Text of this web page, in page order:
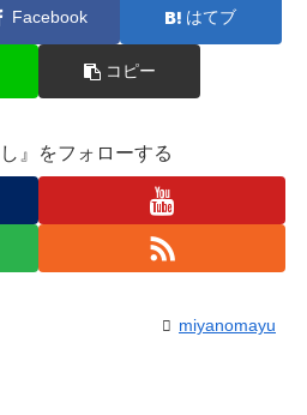
Facebook はてブ
コピー
し』をフォローする
miyanomayu